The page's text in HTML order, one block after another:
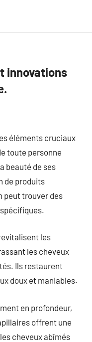
innovations
éléments cruciaux
toute personne
beauté de ses
de produits
peut trouver des
les
les cheveux
Ils restaurent
doux et maniables.
en profondeur,
offrent une
cheveux abîmés